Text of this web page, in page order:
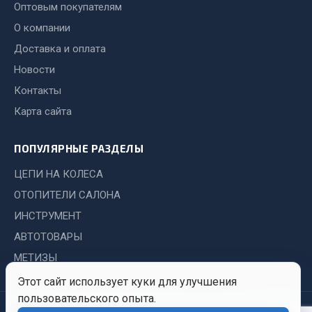
Весь раздел
Автолампы
Вилки нагрузочные
Выключатели и переключатели клавишные
Выключатели кнопочные
Выключатель массы
Весь раздел
Этот сайт использует куки для улучшения
пользовательского опыта.
Оптовым покупателям
О компании
Доставка и оплата
Новости
Контакты
Карта сайта
ПОПУЛЯРНЫЕ РАЗДЕЛЫ
ЦЕПИ НА КОЛЕСА
ОТОПИТЕЛИ САЛОНА
ИНСТРУМЕНТ
АВТОТОВАРЫ
МЕТИЗЫ